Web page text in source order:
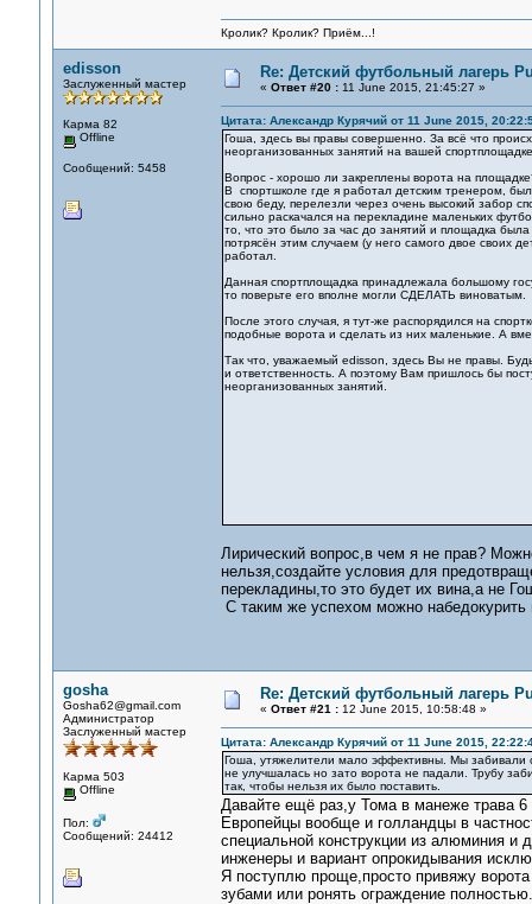
Кролик? Кролик? Приём...!
edisson
Заслуженный мастер
Карма 82
Offline
Сообщений: 5458
Re: Детский футбольный лагерь
« Ответ #20 :11 June 2015, 21:45:27 »
Цитата: Александр Курячий от 11 June 2015,
Гоша, здесь вы правы совершенно. За всё что
неорганизованных занятий на вашей
Вопрос - хорошо ли закреплены ворота на
В спортшколе где я работал детским тренером,
свою беду, перелезли через очень высокий забор
сильно раскачался на перекладине маленьких
то, что это было за час до занятий и площадка
потрясён этим случаем (у него самого двое своих
работал.
Данная спортплощадка принадлежала большому
то поверьте его вполне могли СДЕЛАТЬ виноватым.
После этого случая, я тут-же распорядился на
подобные ворота и сделать из них маленькие. А
Так что, уважаемый edisson, здесь Вы не правы.
и ответственность. А поэтому Вам пришлось бы
неорганизованных занятий.
Лирический вопрос,в чем я не прав?
нельзя,создайте условия для
перекладины,то это будет их вина,а не
С таким же успехом можно
gosha
Gosha62@gmail.com
Администратор
Заслуженный мастер
Карма 503
Offline
Пол:
Сообщений: 24412
Re: Детский футбольный лагерь
« Ответ #21 :12 June 2015, 10:58:48 »
Цитата: Александр Курячий от 11 June 2015,
Гоша, утяжелители мало эффективны. Мы забивали
не улучшалась но зато ворота не падали. Трубу
так, чтобы нельзя их было поставить.
Давайте ещё раз,у Тома в манеже трава 6
Европейцы вообще и голландцы в
специальной конструкции из алюминия и
инженеры и вариант опрокидывания
Я поступлю проще,просто привяжу
зубами или ронять ограждение полностью.